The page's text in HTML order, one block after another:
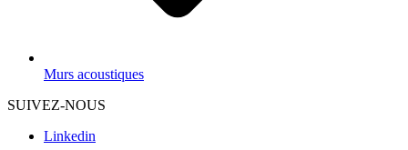
Murs acoustiques
SUIVEZ-NOUS
Linkedin